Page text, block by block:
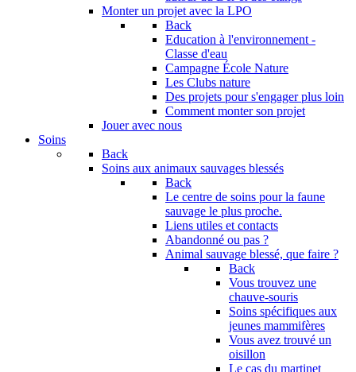
Monter un projet avec la LPO
Back
Education à l'environnement -
Classe d'eau
Campagne École Nature
Les Clubs nature
Des projets pour s'engager plus loin
Comment monter son projet
Jouer avec nous
Soins
Back
Soins aux animaux sauvages blessés
Back
Le centre de soins pour la faune
sauvage le plus proche.
Liens utiles et contacts
Abandonné ou pas ?
Animal sauvage blessé, que faire ?
Back
Vous trouvez une
chauve-souris
Soins spécifiques aux
jeunes mammifères
Vous avez trouvé un
oisillon
Le cas du martinet